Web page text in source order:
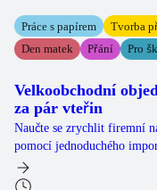
Práce s papírem Tvorba
Den matek
Přání Pro
Velkoobchodní
za pár vteřin
Naučte se zrychlit firemní
pomocí jednoduchého